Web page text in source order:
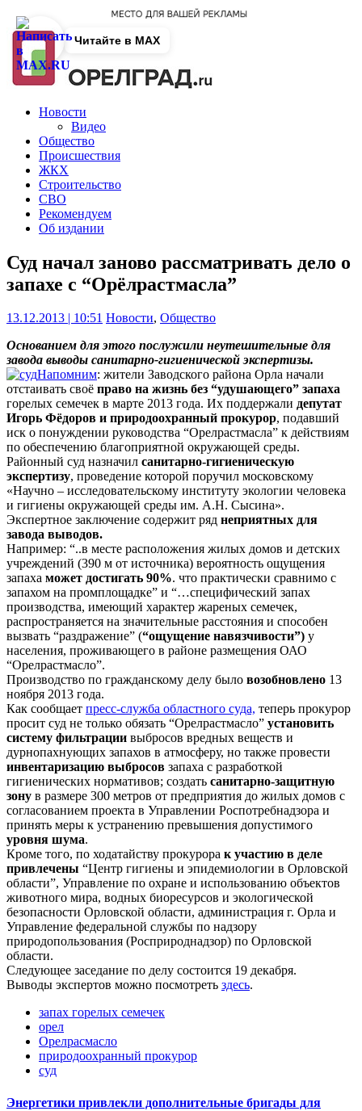
Новости
Видео
Общество
Происшествия
ЖКХ
Строительство
СВО
Рекомендуем
Об издании
Суд начал заново рассматривать дело о
запахе с “Орёлрастмасла”
13.12.2013 | 10:51 Новости, Общество
Основанием для этого послужили неутешительные для
завода выводы санитарно-гигиенической экспертизы.
Напомним: жители Заводского района Орла начали
отстаивать своё право на жизнь без “удушающего” запаха
горелых семечек в марте 2013 года. Их поддержали депутат
Игорь Фёдоров и природоохранный прокурор, подавший
иск о понуждении руководства “Орелрастмасла” к действиям
по обеспечению благоприятной окружающей среды.
Районный суд назначил санитарно-гигиеническую
экспертизу, проведение которой поручил московскому
«Научно – исследовательскому институту экологии человека
и гигиены окружающей среды им. А.Н. Сысина».
Экспертное заключение содержит ряд неприятных для
завода выводов.
Например: “..в месте расположения жилых домов и детских
учреждений (390 м от источника) вероятность ощущения
запаха может достигать 90%. что практически сравнимо с
запахом на промплощадке” и “…специфический запах
производства, имеющий характер жареных семечек,
распространяется на значительные расстояния и способен
вызвать “раздражение” (“ощущение навязчивости”) у
населения, проживающего в районе размещения ОАО
“Орелрастмасло”.
Производство по гражданскому делу было возобновлено 13
ноября 2013 года.
Как сообщает пресс-служба областного суда, теперь прокурор
просит суд не только обязать “Орелрастмасло” установить
систему фильтрации выбросов вредных веществ и
дурнопахнующих запахов в атмосферу, но также провести
инвентаризацию выбросов запаха с разработкой
гигиенических нормативов; создать санитарно-защитную
зону в размере 300 метров от предприятия до жилых домов с
согласованием проекта в Управлении Роспотребнадзора и
принять меры к устранению превышения допустимого
уровня шума.
Кроме того, по ходатайству прокурора к участию в деле
привлечены “Центр гигиены и эпидемиологии в Орловской
области”, Управление по охране и использованию объектов
животного мира, водных биоресурсов и экологической
безопасности Орловской области, администрация г. Орла и
Управление федеральной службы по надзору
природопользования (Росприроднадзор) по Орловской
области.
Следующее заседание по делу состоится 19 декабря.
Выводы экспертов можно посмотреть здесь.
запах горелых семечек
орел
Орелрасмасло
природоохранный прокурор
суд
Энергетики привлекли дополнительные бригады для
Читайте в MAX